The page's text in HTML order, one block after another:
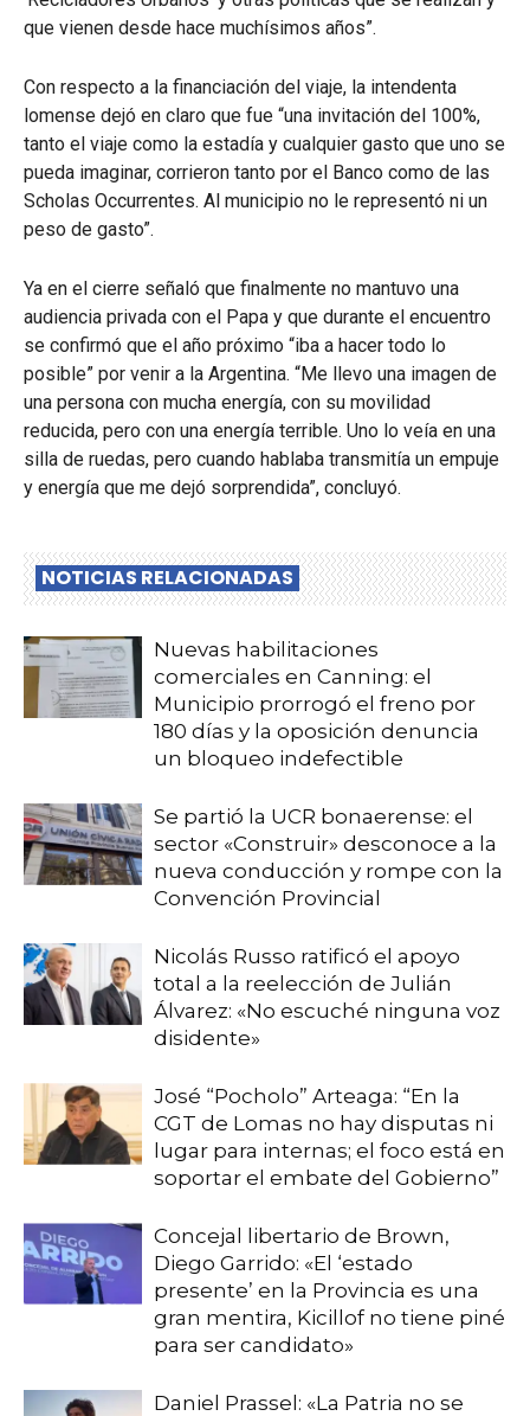
que vienen desde hace muchísimos años”.
Con respecto a la financiación del viaje, la intendenta
lomense dejó en claro que fue “una invitación del 100%,
tanto el viaje como la estadía y cualquier gasto que uno se
pueda imaginar, corrieron tanto por el Banco como de las
Scholas Occurrentes. Al municipio no le representó ni un
peso de gasto”.
Ya en el cierre señaló que finalmente no mantuvo una
audiencia privada con el Papa y que durante el encuentro
se confirmó que el año próximo “iba a hacer todo lo
posible” por venir a la Argentina. “Me llevo una imagen de
una persona con mucha energía, con su movilidad
reducida, pero con una energía terrible. Uno lo veía en una
silla de ruedas, pero cuando hablaba transmitía un empuje
y energía que me dejó sorprendida”, concluyó.
NOTICIAS RELACIONADAS
Nuevas habilitaciones
comerciales en Canning: el
Municipio prorrogó el freno por
180 días y la oposición denuncia
un bloqueo indefectible
Se partió la UCR bonaerense: el
sector «Construir» desconoce a la
nueva conducción y rompe con la
Convención Provincial
Nicolás Russo ratificó el apoyo
total a la reelección de Julián
Álvarez: «No escuché ninguna voz
disidente»
José “Pocholo” Arteaga: “En la
CGT de Lomas no hay disputas ni
lugar para internas; el foco está en
soportar el embate del Gobierno”
Concejal libertario de Brown,
Diego Garrido: «El ‘estado
presente’ en la Provincia es una
gran mentira, Kicillof no tiene piné
para ser candidato»
Daniel Prassel: «La Patria no se